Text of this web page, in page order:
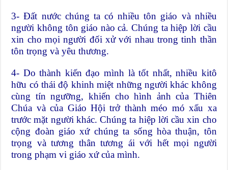
3- Đất nước chúng ta có nhiều tôn giáo và nhiều
người không tôn giáo nào cả. Chúng ta hiệp lời cầu
xin cho mọi người đối xử với nhau trong tinh thần
tôn trọng và yêu thương.
4- Do thành kiến đạo mình là tốt nhất, nhiều kitô
hữu có thái độ khinh miệt những người khác không
cùng tín ngưỡng, khiến cho hình ảnh của Thiên
Chúa và của Giáo Hội trở thành méo mó xấu xa
trước mặt người khác. Chúng ta hiệp lời cầu xin cho
cộng đoàn giáo xứ chúng ta sống hòa thuận, tôn
trọng và tương thân tương ái với hết mọi người
trong phạm vi giáo xứ của mình.